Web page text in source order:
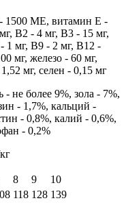
1500 МЕ, витамин Е -
В2 - 4 мг, В3 - 15 мг,
1 мг, В9 - 2 мг, В12 -
мг, железо - 60 мг,
мг, селен - 0,15 мг
не более 9%, зола - 7%,
- 1,7%, кальций -
- 0,8%, калий - 0,6%,
- 0,2%
8 9
10
118 128 139